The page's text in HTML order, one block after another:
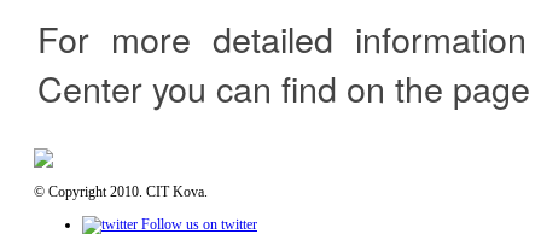
For more detailed
Center you can find on the
© Copyright 2010. CIT Kova.
Follow us on twitter